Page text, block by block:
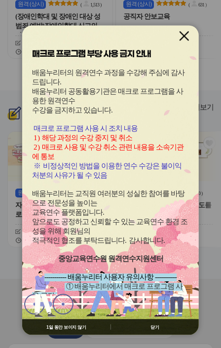
원격 (상시) ( 1,513)
(장애인학대 및 장애인 대상 성
범죄 예방)장애인학대 신고의무
자 교육
교육기간
26.03.03 ~ 26.12.20
원격 (상시) ( 631)
공직자 안보교육
26.02.03 ~ 26.12.20
교육기간
슬
라
이
드
버
튼
이
전
슬
라
이
드
다
음
신규과정
관
심
이
콘
원격 (상시) ( 0)
자기주도적 진로개발 역량과 진
로학습 유형
신청기간
26.08.03 ~ 26.12.20
교육기간
26.08.03 ~ 26.12.20
관
심
아
원격(상시) 0)
대한민국 새내기 유권자 지도를
위한 학생 선거교육의 이해
26.07.20 ~ 26.12.20
교육기간
26.07.20 ~ 26.12.20
슬
라
이
드
버
튼
이
전
슬
이
드
버
튼
다
더보기
연수원소식
공지사항 2026 원격연수 모니터링단
매크로 프로그램 부당 사용 금지 안내
배움누리터의 원격연수 과정을 수강해 주심에 감사
드립니다.
배움누리터 공동활용기관은 매크로 프로그램을 사
용한원격연수
수강을 금지하고 있습니다.
매크로 프로그램 사용 시 조치 내용
1) 해당 과정의 수강 중지 및 취소
2) 매크로 사용 및 수강 취소 관련 내용을 소속기관
에 통보
※ 비정상적인 방법을 이용한 연수 수강은 불이익
처분의 사유가 될 수 있음
배움누리터는 교직원 여러분의 성실한 참여를 바탕
으로 전문성을 높이는
교육연수 플랫폼입니다.
앞으로도 공정하고 신뢰할 수 있는 교육연수 환경 조
성을 위해 회원님의
적극적인 협조를 부탁드립니다. 감사합니다.
중앙교육연수원 원격연수지원센터
----------- 배움누리터 사용자 유의사항 -----------
① 배움누리터에서 매크로 프로그램 사
용 금지
② 배움누리터 수강용 매크로 프로그램
제작 배포 금지
③ 유무료 매크로 프로그램 사용을 블로
그 등에 홍보 금지
1일 동안 보이지 않기 닫기